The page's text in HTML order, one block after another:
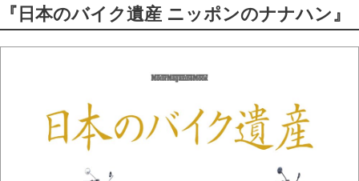
『日本のバイク遺産 ニッポンのナナハン』